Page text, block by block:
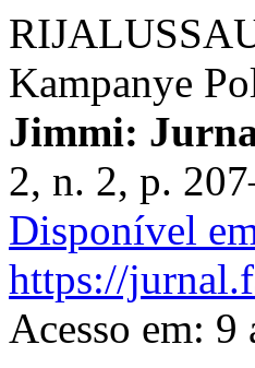
Kampanye
Jimmi:
2, n. 2, p.
Disponível
https://
Acesso em: 9